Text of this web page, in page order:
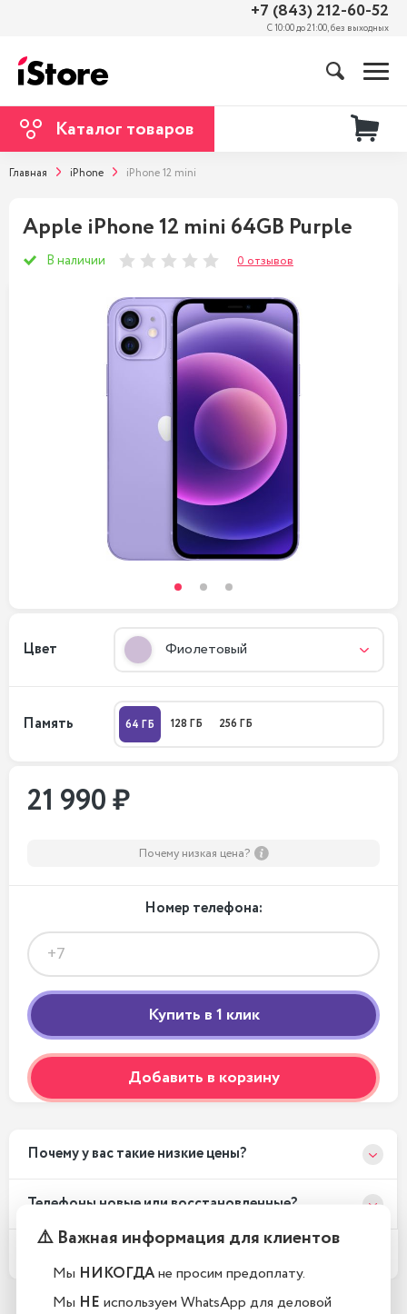
+7 (843) 212-60-52
С 10:00 до 21:00, без выходных
Каталог товаров
Главная iPhone iPhone 12 mini
Apple iPhone 12 mini 64GB Purple
В наличии 0 отзывов
Цвет Фиолетовый
Память 64 ГБ 128 ГБ 256 ГБ
21 990 ₽
Почему низкая цена?
Номер телефона:
Добавить в корзину
Почему у вас такие низкие цены?
Телефоны новые или восстановленные?
Какой срок гарантии?
⚠️ Важная информация для клиентов
Мы НИКОГДАне просим предоплату.
Мы НЕ используем WhatsApp для деловой